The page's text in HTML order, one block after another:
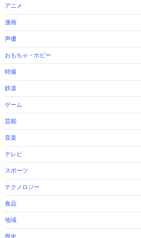
アニメ
漫画
声優
おもちゃ・ホビー
特撮
鉄道
ゲーム
芸能
音楽
テレビ
スポーツ
テクノロジー
食品
地域
歴史